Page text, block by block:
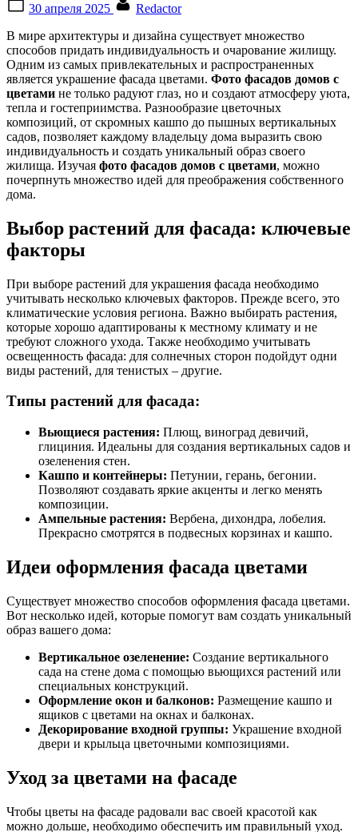
on
30 апреля 2025
Redactor
В мире архитектуры и дизайна существует множество
способов придать индивидуальность и очарование жилищу.
Одним из самых привлекательных и распространенных
является украшение фасада цветами. Фото фасадов домов с
цветами не только радуют глаз, но и создают атмосферу уюта,
тепла и гостеприимства. Разнообразие цветочных
композиций, от скромных кашпо до пышных вертикальных
садов, позволяет каждому владельцу дома выразить свою
индивидуальность и создать уникальный образ своего
жилища. Изучая фото фасадов домов с цветами, можно
почерпнуть множество идей для преображения собственного
дома.
Выбор растений для фасада: ключевые
факторы
При выборе растений для украшения фасада необходимо
учитывать несколько ключевых факторов. Прежде всего, это
климатические условия региона. Важно выбирать растения,
которые хорошо адаптированы к местному климату и не
требуют сложного ухода. Также необходимо учитывать
освещенность фасада: для солнечных сторон подойдут одни
виды растений, для тенистых – другие.
Типы растений для фасада:
Вьющиеся растения: Плющ, виноград девичий,
глициния. Идеальны для создания вертикальных садов и
озеленения стен.
Кашпо и контейнеры: Петунии, герань, бегонии.
Позволяют создавать яркие акценты и легко менять
композиции.
Ампельные растения: Вербена, дихондра, лобелия.
Прекрасно смотрятся в подвесных корзинах и кашпо.
Идеи оформления фасада цветами
Существует множество способов оформления фасада цветами.
Вот несколько идей, которые помогут вам создать уникальный
образ вашего дома:
Вертикальное озеленение: Создание вертикального
сада на стене дома с помощью вьющихся растений или
специальных конструкций.
Оформление окон и балконов: Размещение кашпо и
ящиков с цветами на окнах и балконах.
Декорирование входной группы: Украшение входной
двери и крыльца цветочными композициями.
Уход за цветами на фасаде
Чтобы цветы на фасаде радовали вас своей красотой как
можно дольше, необходимо обеспечить им правильный уход.